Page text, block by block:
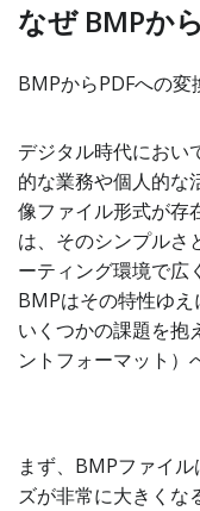
なぜ BMPか
BMPからPDFへの変
デジタル時代におい
的な業務や個人的な
像ファイル形式が存
は、そのシンプルさ
ーティング環境で広
BMPはその特性ゆ
いくつかの課題を抱
ントフォーマット）
まず、BMPファイ
ズが非常に大きくな